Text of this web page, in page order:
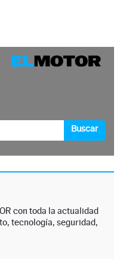
con toda la actualidad
tecnología, seguridad,